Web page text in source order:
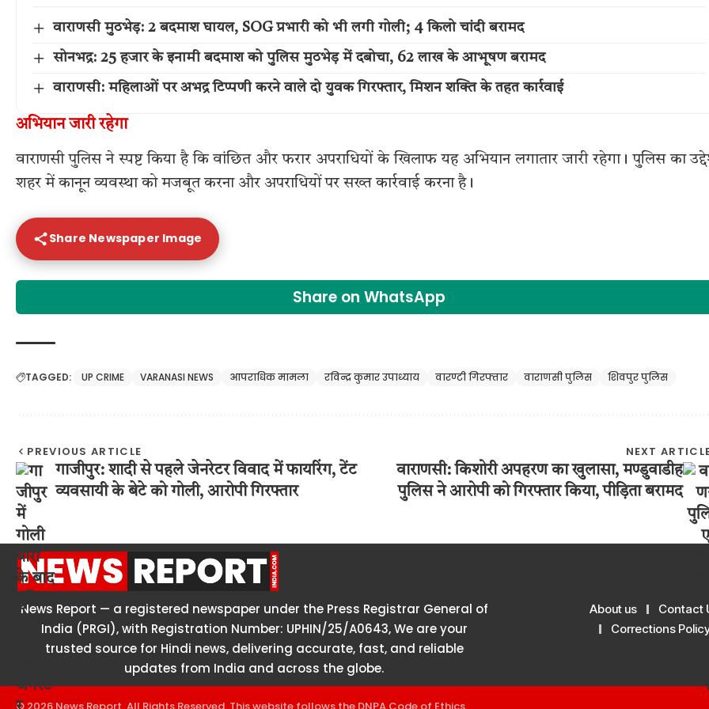
वाराणसी मुठभेड़: 2 बदमाश घायल, SOG प्रभारी को भी लगी गोली; 4 किलो चांदी बरामद
सोनभद्र: 25 हजार के इनामी बदमाश को पुलिस मुठभेड़ में दबोचा, 62 लाख के आभूषण बरामद
वाराणसी: महिलाओं पर अभद्र टिप्पणी करने वाले दो युवक गिरफ्तार, मिशन शक्ति के तहत कार्रवाई
अभियान जारी रहेगा
वाराणसी पुलिस ने स्पष्ट किया है कि वांछित और फरार अपराधियों के खिलाफ यह अभियान लगातार जारी रहेगा। पुलिस का
शहर में कानून व्यवस्था को मजबूत करना और अपराधियों पर सख्त कार्रवाई करना है।
Share Newspaper Image
Share on WhatsApp
TAGGED: UP CRIME VARANASI NEWS आपराधिक मामला रविन्द्र कुमार उपाध्याय वारण्टी गिरफ्तार वाराणसी पुलिस शिवपुर पुलिस
PREVIOUS ARTICLE
गाजीपुर: शादी से पहले जेनरेटर विवाद में फायरिंग, टेंट
व्यवसायी के बेटे को गोली, आरोपी गिरफ्तार
NEXT
वाराणसी: किशोरी अपहरण का खुलासा, मण्डुवाडीह
पुलिस ने आरोपी को गिरफ्तार किया, पीड़िता बरामद
News Report — a registered newspaper under the Press Registrar General of
India (PRGI), with Registration Number: UPHIN/25/A0643, We are your
trusted source for Hindi news, delivering accurate, fast, and reliable
updates from India and across the globe.
About us
Contact
Corrections